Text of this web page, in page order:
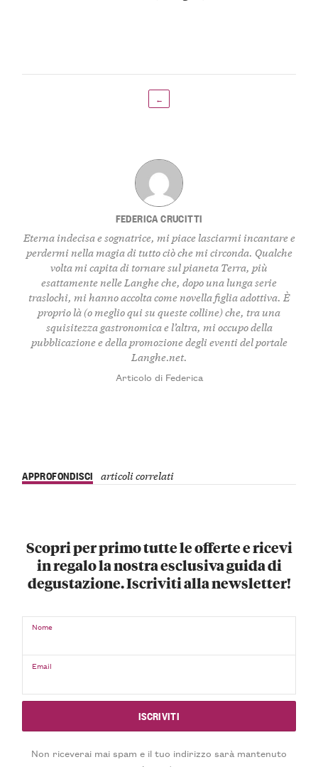
←
FEDERICA CRUCITTI
Eterna indecisa e sognatrice, mi piace lasciarmi incantare e
perdermi nella magia di tutto ciò che mi circonda. Qualche
volta mi capita di tornare sul pianeta Terra, più
esattamente nelle Langhe che, dopo una lunga serie
traslochi, mi hanno accolta come novella figlia adottiva. È
proprio là (o meglio qui su queste colline) che, tra una
squisitezza gastronomica e l’altra, mi occupo della
pubblicazione e della promozione degli eventi del portale
Langhe.net.
Articolo di Federica
APPROFONDISCI articoli correlati
Scopri per primo tutte le offerte e ricevi
in regalo la nostra esclusiva guida di
degustazione. Iscriviti alla newsletter!
Nome
Email
Non riceverai mai spam e il tuo indirizzo sarà mantenuto